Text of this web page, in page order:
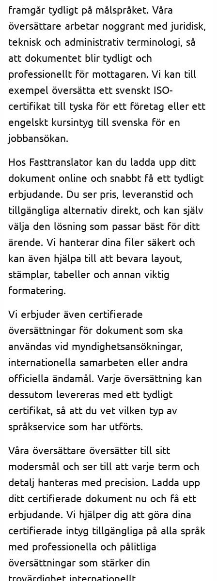
framgår tydligt på målspråket. Våra
översättare arbetar noggrant med juridisk,
teknisk och administrativ terminologi, så
att dokumentet blir tydligt och
professionellt för mottagaren. Vi kan till
exempel översätta ett svenskt ISO-
certifikat till tyska för ett företag eller ett
engelskt kursintyg till svenska för en
jobbansökan.
Hos Fasttranslator kan du ladda upp ditt
dokument online och snabbt få ett tydligt
erbjudande. Du ser pris, leveranstid och
tillgängliga alternativ direkt, och kan själv
välja den lösning som passar bäst för ditt
ärende. Vi hanterar dina filer säkert och
kan även hjälpa till att bevara layout,
stämplar, tabeller och annan viktig
formatering.
Vi erbjuder även certifierade
översättningar för dokument som ska
användas vid myndighetsansökningar,
internationella samarbeten eller andra
officiella ändamål. Varje översättning kan
dessutom levereras med ett tydligt
certifikat, så att du vet vilken typ av
språkservice som har utförts.
Våra översättare översätter till sitt
modersmål och ser till att varje term och
detalj hanteras med precision. Ladda upp
ditt certifierade dokument nu och få ett
erbjudande. Vi hjälper dig att göra dina
certifierade intyg tillgängliga på alla språk
med professionella och pålitliga
översättningar som stärker din
trovärdighet internationellt.